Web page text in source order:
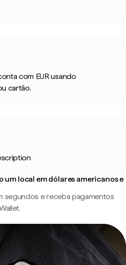
com EUR usando
cartão.
um local em dólares americanos e
segundos e receba pagamentos